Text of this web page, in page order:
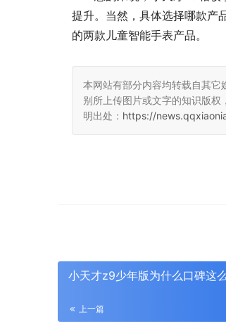
提升。当然，具体选择哪款产
的两款儿童智能手表产品。
本网站有部分内容均转载自其
别所上传图片或文字的知识版
明出处： https://
小天才z9少年版为什么口碑这
上一篇